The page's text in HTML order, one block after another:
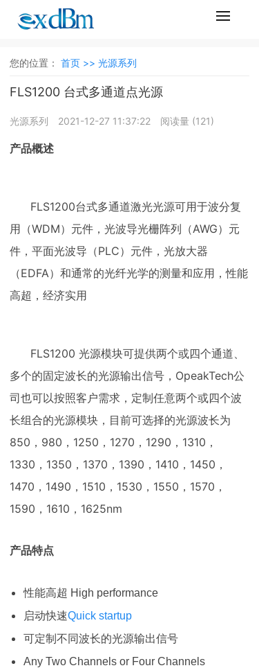
您的位置： 首页 >> 光源系列
FLS1200 台式多通道点光源
光源系列 2021-12-27 11:37:22 阅读量 (121)
产品概述
FLS1200台式多通道激光光源可用于波分复
用（WDM）元件，光波导光栅阵列（AWG）元
件，平面光波导（PLC）元件，光放大器
（EDFA）和通常的光纤光学的测量和应用，性能
高超，经济实用
FLS1200 光源模块可提供两个或四个通道、
多个的固定波长的光源输出信号，OpeakTech公
司也可以按照客户需求，定制任意两个或四个波
长组合的光源模块，目前可选择的光源波长为
850，980，1250，1270，1290，1310，
1330，1350，1370，1390，1410，1450，
1470，1490，1510，1530，1550，1570，
1590，1610，1625nm
产品特点
性能高超 High performance
启动快速Quick startup
可定制不同波长的光源输出信号
Any Two Channels or Four Channels